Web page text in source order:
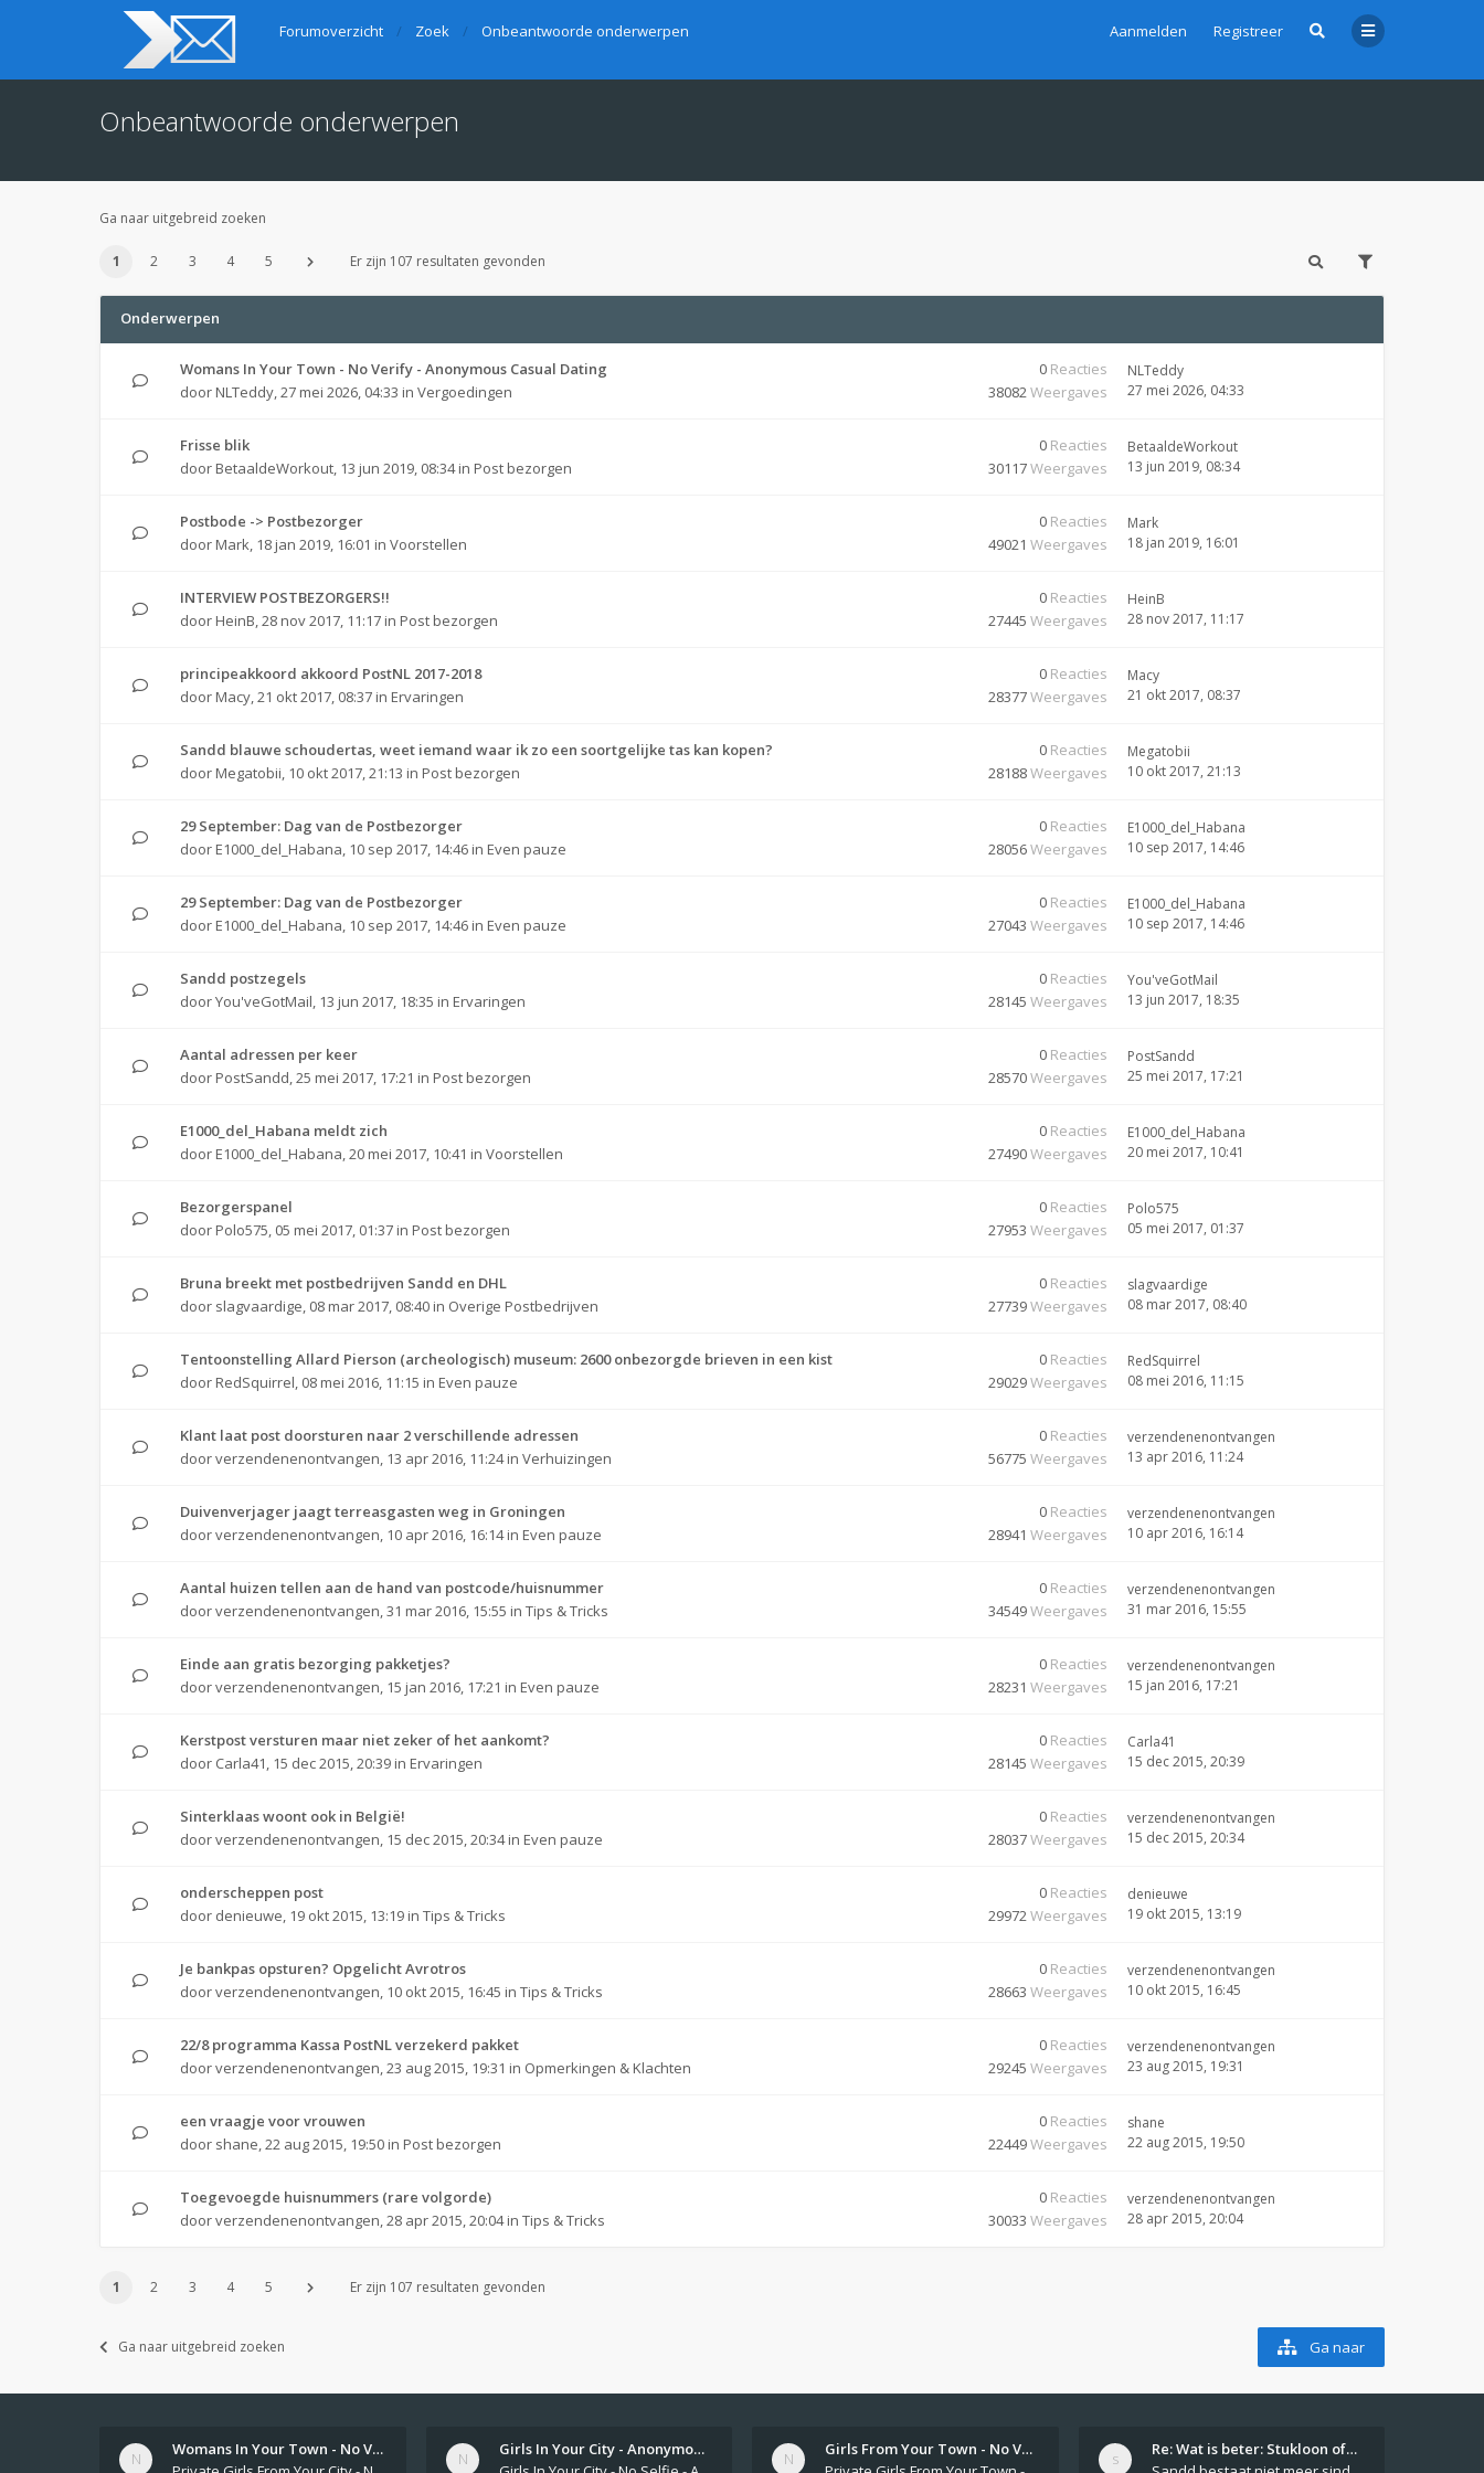
Aanmelden Registreer
Forumoverzicht Zoek Onbeantwoorde onderwerpen
Onbeantwoorde onderwerpen
Ga naar uitgebreid zoeken
1 2 3 4 5 Er zijn 107 resultaten gevonden
Onderwerpen
Womans In Your Town - No Verify - Anonymous Casual Dating
door NLTeddy,27 mei 2026, 04:33 in Vergoedingen
0 Reacties
38082Weergaves
NLTeddy
27 mei 2026, 04:33
Frisse blik
door BetaaldeWorkout, 13 jun 2019, 08:34in Post bezorgen
0 Reacties
30117Weergaves
BetaaldeWorkout
13 jun 2019, 08:34
Postbode -> Postbezorger
door Mark, 18 jan 2019, 16:01 in Voorstellen
0 Reacties
49021 Weergaves
Mark
18 jan 2019, 16:01
INTERVIEW POSTBEZORGERS!!
door HeinB,28 nov 2017, 11:17 in Post bezorgen
0 Reacties
27445 Weergaves
HeinB
28 nov 2017, 11:17
principeakkoord akkoord PostNL 2017-2018
door Macy,21 okt 2017, 08:37 in Ervaringen
0 Reacties
28377Weergaves
Macy
21 okt 2017, 08:37
Sandd blauwe schoudertas, weet iemand waar ik zo een soortgelijke tas kan kopen?
door Megatobii, 10 okt 2017, 21:13 in Post bezorgen
0 Reacties
28188Weergaves
Megatobii
10 okt 2017, 21:13
29 September: Dag van de Postbezorger
door E1000_del_Habana, 10 sep 2017, 14:46 in Even pauze
0 Reacties
28056Weergaves
E1000_del_Habana
10 sep 2017, 14:46
29 September: Dag van de Postbezorger
door E1000_del_Habana, 10 sep 2017, 14:46 in Even pauze
0 Reacties
27043 Weergaves
E1000_del_Habana
10 sep 2017, 14:46
Sandd postzegels
doorYou'veGotMail, 13 jun 2017, 18:35 in Ervaringen
0 Reacties
28145 Weergaves
You'veGotMail
13 jun 2017, 18:35
Aantal adressen per keer
door PostSandd,25 mei 2017, 17:21 in Post bezorgen
0 Reacties
28570Weergaves
PostSandd
25 mei 2017, 17:21
E1000_del_Habana meldt zich
door E1000_del_Habana,20 mei 2017, 10:41 in Voorstellen
0 Reacties
27490Weergaves
E1000_del_Habana
20 mei 2017, 10:41
Bezorgerspanel
door Polo575, 05 mei 2017, 01:37 in Post bezorgen
0 Reacties
27953 Weergaves
Polo575
05 mei 2017, 01:37
Bruna breekt met postbedrijven Sandd en DHL
door slagvaardige, 08 mar 2017, 08:40 in Overige Postbedrijven
0 Reacties
27739Weergaves
slagvaardige
08 mar 2017, 08:40
Tentoonstelling Allard Pierson (archeologisch) museum: 2600 onbezorgde brieven in een kist
door RedSquirrel, 08 mei 2016, 11:15 in Even pauze
0 Reacties
29029Weergaves
RedSquirrel
08 mei 2016, 11:15
Klant laat post doorsturen naar 2 verschillende adressen
doorverzendenenontvangen, 13 apr 2016, 11:24in Verhuizingen
0 Reacties
56775 Weergaves
verzendenenontvangen
13 apr 2016, 11:24
Duivenverjager jaagt terreasgasten weg in Groningen
doorverzendenenontvangen, 10 apr 2016, 16:14in Even pauze
0 Reacties
28941 Weergaves
verzendenenontvangen
10 apr 2016, 16:14
Aantal huizen tellen aan de hand van postcode/huisnummer
doorverzendenenontvangen,31 mar 2016, 15:55 in Tips & Tricks
0 Reacties
34549Weergaves
verzendenenontvangen
31 mar 2016, 15:55
Einde aan gratis bezorging pakketjes?
doorverzendenenontvangen, 15 jan 2016, 17:21 in Even pauze
0 Reacties
28231 Weergaves
verzendenenontvangen
15 jan 2016, 17:21
Kerstpost versturen maar niet zeker of het aankomt?
door Carla41, 15 dec 2015, 20:39 in Ervaringen
0 Reacties
28145 Weergaves
Carla41
15 dec 2015, 20:39
Sinterklaas woont ook in België!
doorverzendenenontvangen, 15 dec 2015, 20:34in Even pauze
0 Reacties
28037Weergaves
verzendenenontvangen
15 dec 2015, 20:34
onderscheppen post
door denieuwe, 19 okt 2015, 13:19 in Tips & Tricks
0 Reacties
29972Weergaves
denieuwe
19 okt 2015, 13:19
Je bankpas opsturen? Opgelicht Avrotros
doorverzendenenontvangen, 10 okt 2015, 16:45 in Tips & Tricks
0 Reacties
28663 Weergaves
verzendenenontvangen
10 okt 2015, 16:45
22/8 programma Kassa PostNL verzekerd pakket
doorverzendenenontvangen,23 aug 2015, 19:31 in Opmerkingen & Klachten
0 Reacties
29245 Weergaves
verzendenenontvangen
23 aug 2015, 19:31
een vraagje voor vrouwen
door shane,22 aug 2015, 19:50 in Post bezorgen
0 Reacties
22449Weergaves
shane
22 aug 2015, 19:50
Toegevoegde huisnummers (rare volgorde)
doorverzendenenontvangen,28 apr 2015, 20:04in Tips & Tricks
0 Reacties
30033 Weergaves
verzendenenontvangen
28 apr 2015, 20:04
1 2 3 4 5 Er zijn 107 resultaten gevonden
Ga naar uitgebreid zoeken Ga naar
Womans In Your Town - No Veri…
Girls In Your City - Anonymou…
Girls From Your Town - No Ver…
Re: Wat is beter: Stukloon of…